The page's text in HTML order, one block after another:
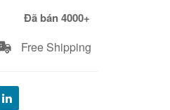
Đã bán 4000+
Free Shipping